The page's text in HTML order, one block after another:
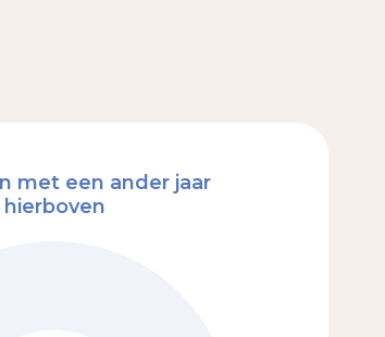
met een ander jaar
hierboven